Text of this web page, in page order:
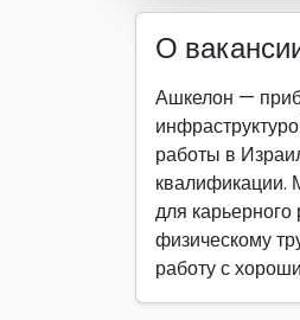
О
Ашкелон —
работы в
квалификации.
для карьерного
физическому
работу с